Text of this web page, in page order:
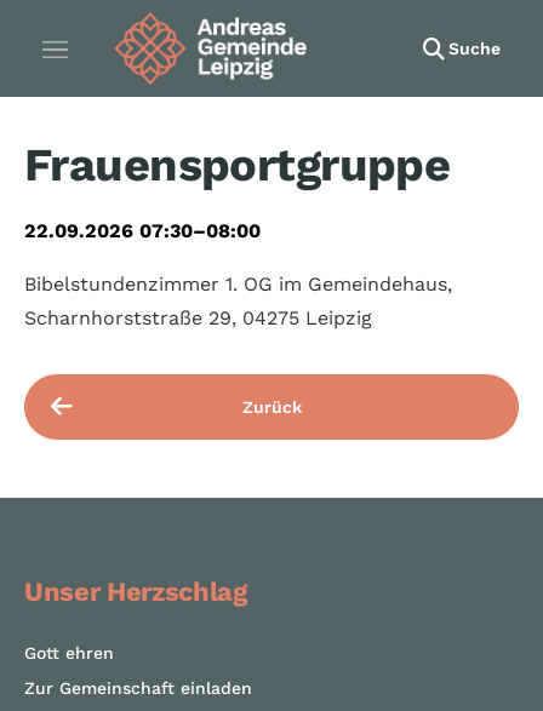
Suche
Frauensportgruppe
22.09.2026 07:30–08:00
Bibelstundenzimmer 1. OG im Gemeindehaus,
Scharnhorststraße 29, 04275 Leipzig
Zurück
Unser Herzschlag
Gott ehren
Zur Gemeinschaft einladen